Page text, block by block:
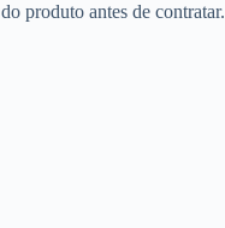
produto antes de contratar.